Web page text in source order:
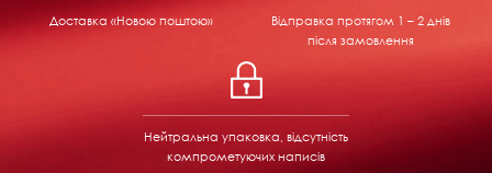
Доставка «Новою поштою» Відправка протягом 1 – 2 днів
після замовлення
Нейтральна упаковка, відсутність
компрометуючих написів